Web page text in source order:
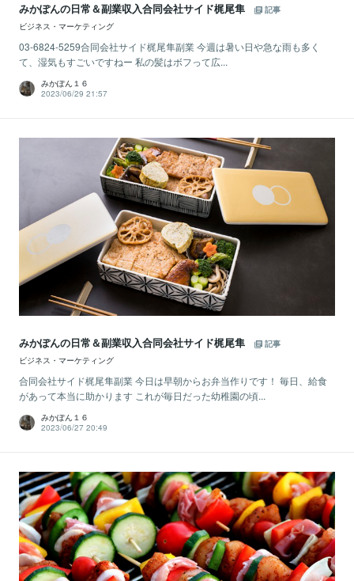
みかぽんの日常＆副業収入合同会社サイド梶尾隼
記事
ビジネス・マーケティング
03-6824-5259合同会社サイド梶尾隼副業 今週は暑い日や急な雨も多く
て、湿気もすごいですねー 私の髪はボフって広...
みかぽん１６
2023/06/29 21:57
みかぽんの日常＆副業収入合同会社サイド梶尾隼
記事
ビジネス・マーケティング
合同会社サイド梶尾隼副業 今日は早朝からお弁当作りです！ 毎日、給食
があって本当に助かります これが毎日だった幼稚園の頃...
みかぽん１６
2023/06/27 20:49